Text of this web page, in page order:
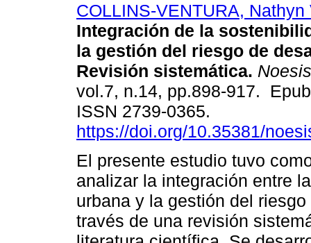
COLLINS-VENTURA, Nathyn
Integración de la
la gestión del riesgo de
Revisión sistemática. Noesis
vol.7, n.14, pp.898-917.
ISSN 2739-0365.
https://doi.org/10.35381/
El presente estudio tuvo
analizar la integración entre
urbana y la gestión del
través de una revisión